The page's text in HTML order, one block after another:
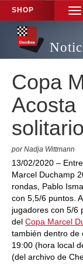
SHOP
Copa
Acosta
por Nadja Wittmann
13/02/2020 –
Marcel Duchamp
rondas, Pablo
con 5,5/6 puntos.
jugadores con 5/6
del Copa Marcel
también dentro de
19:00 (hora local
(del archivo de